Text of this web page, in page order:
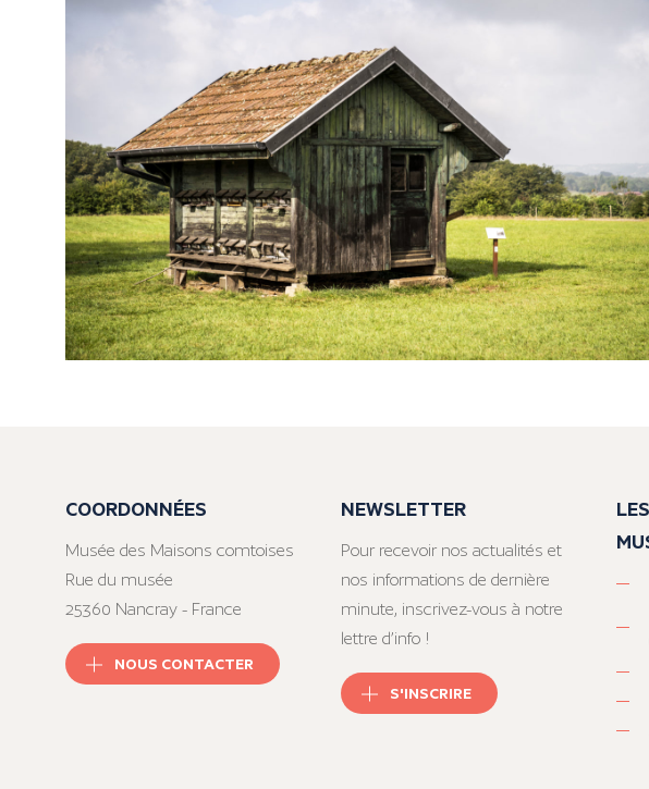
COORDONNÉES
Musée des Maisons comtoises
Rue du musée
25360 Nancray - France
NOUS CONTACTER
NEWSLETTER
Pour recevoir nos actualités et
nos informations de dernière
minute, inscrivez-vous à notre
lettre d’info !
S'INSCRIRE